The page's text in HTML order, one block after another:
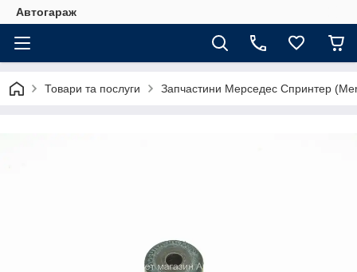
Автогараж
Товари та послуги Запчастини Мерседес Спринтер